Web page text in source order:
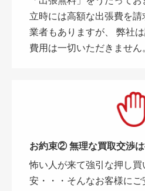
立時には高額な出張費を
業者もありますが、 弊社
費用は一切いただきません
お約束② 無理な買取交渉は
怖い人が来て強引な押し
安・・・そんなお客様にご